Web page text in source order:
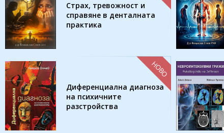
Страх, тревожност и
справяне в денталната
практика
Диференциална диагноза
на психичните
разстройства
НОВО